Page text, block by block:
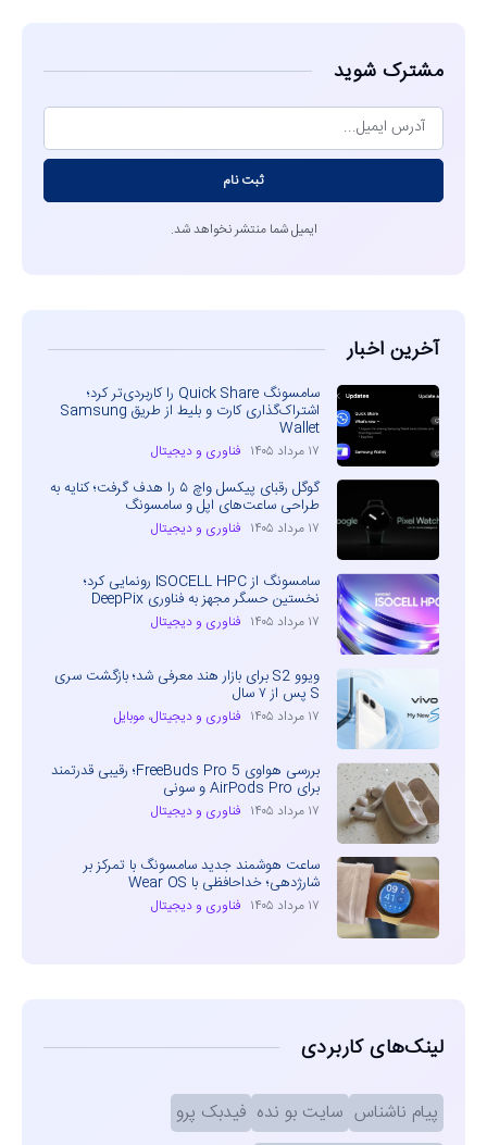
مشترک شوید
ثبت نام
ایمیل شما منتشر نخواهد شد.
آخرین اخبار
سامسونگ Quick Share را کاربردی‌تر کرد؛
اشتراک‌گذاری کارت و بلیط از طریق Samsung
Wallet
۱۷ مرداد ۱۴۰۵ فناوری و دیجیتال
گوگل رقبای پیکسل واچ ۵ را هدف گرفت؛ کنایه به
طراحی ساعت‌های اپل و سامسونگ
۱۷ مرداد ۱۴۰۵ فناوری و دیجیتال
سامسونگ از ISOCELL HPC رونمایی کرد؛
نخستین حسگر مجهز به فناوری DeepPix
۱۷ مرداد ۱۴۰۵ فناوری و دیجیتال
ویوو S2 برای بازار هند معرفی شد؛ بازگشت سری
S پس از ۷ سال
۱۷ مرداد ۱۴۰۵ فناوری و دیجیتال، موبایل
بررسی هواوی FreeBuds Pro 5؛ رقیبی قدرتمند
برای AirPods Pro و سونی
۱۷ مرداد ۱۴۰۵ فناوری و دیجیتال
ساعت هوشمند جدید سامسونگ با تمرکز بر
شارژدهی؛ خداحافظی با Wear OS
۱۷ مرداد ۱۴۰۵ فناوری و دیجیتال
لینک‌های کاربردی
پیام ناشناس سایت بو نده فیدبک پرو